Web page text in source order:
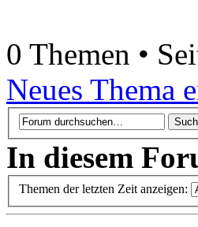
0 Themen •
Neues Thema
In diesem
Themen der letzten Zeit anzeigen: